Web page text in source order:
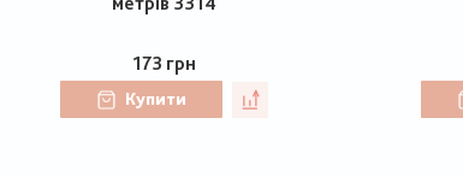
173 грн
Купити